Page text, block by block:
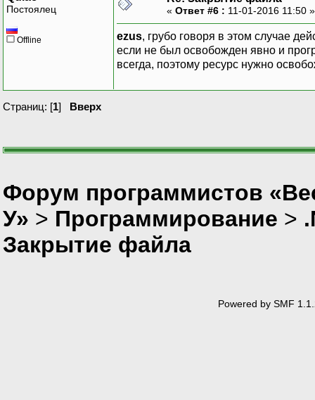
Постоялец
Offline
« Ответ #6 : 11-01-2016 11:50
ezus, грубо говоря в этом случае
если не был освобожден явно и
всегда, поэтому ресурс нужно
Страниц: [1] Вверх
Форум программистов
У» > Программирование >
Закрытие файла
Powered by SMF